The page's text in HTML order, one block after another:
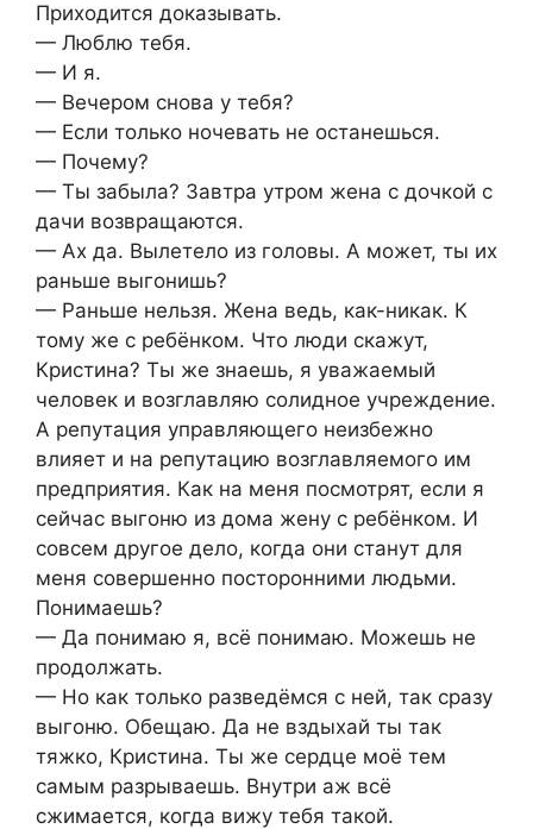
Приходится доказывать.
— Люблю тебя.
— И я.
— Вечером снова у тебя?
— Если только ночевать не останешься.
— Почему?
— Ты забыла? Завтра утром жена с дочкой с
дачи возвращаются.
— Ах да. Вылетело из головы. А может, ты их
раньше выгонишь?
— Раньше нельзя. Жена ведь, как-никак. К
тому же с ребёнком. Что люди скажут,
Кристина? Ты же знаешь, я уважаемый
человек и возглавляю солидное учреждение.
А репутация управляющего неизбежно
влияет и на репутацию возглавляемого им
предприятия. Как на меня посмотрят, если я
сейчас выгоню из дома жену с ребёнком. И
совсем другое дело, когда они станут для
меня совершенно посторонними людьми.
Понимаешь?
— Да понимаю я, всё понимаю. Можешь не
продолжать.
— Но как только разведёмся с ней, так сразу
выгоню. Обещаю. Да не вздыхай ты так
тяжко, Кристина. Ты же сердце моё тем
самым разрываешь. Внутри аж всё
сжимается, когда вижу тебя такой.